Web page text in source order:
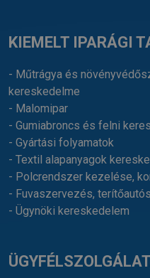
KIEMELT IPARÁGI
- Műtrágya és
kereskedelme
- Malomipar
- Gumiabroncs és felni
- Gyártási folyamatok
- Textil alapanyagok
- Polcrendszer kezelése,
- Fuvaszervezés,
- Ügynöki kereskedelem